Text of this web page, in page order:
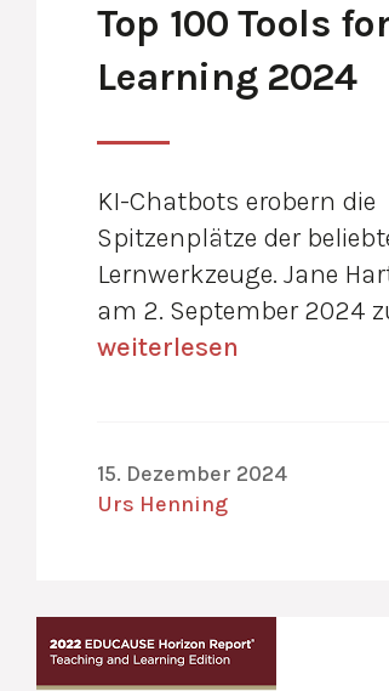
Top 100 Tools
Learning 2024
KI-Chatbots erobern die
Spitzenplätze der
Lernwerkzeuge. Jane
am 2. September 2024
weiterlesen
15. Dezember 2024
Urs Henning